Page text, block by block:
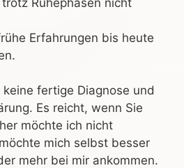
Erfahrungen bis heute
fertige Diagnose und
Es reicht, wenn Sie
möchte ich nicht
mich selbst besser
mehr bei mir ankommen.